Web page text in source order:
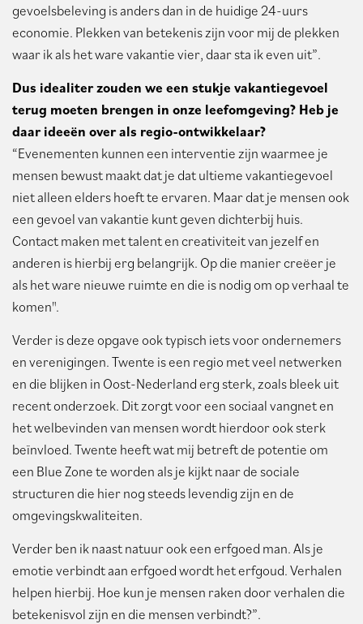
gevoelsbeleving is anders dan in de huidige 24-uurs
economie. Plekken van betekenis zijn voor mij de plekken
waar ik als het ware vakantie vier, daar sta ik even uit”.
Dus idealiter zouden we een stukje vakantiegevoel
terug moeten brengen in onze leefomgeving? Heb je
daar ideeën over als regio-ontwikkelaar?
“Evenementen kunnen een interventie zijn waarmee je
mensen bewust maakt dat je dat ultieme vakantiegevoel
niet alleen elders hoeft te ervaren. Maar dat je mensen ook
een gevoel van vakantie kunt geven dichterbij huis.
Contact maken met talent en creativiteit van jezelf en
anderen is hierbij erg belangrijk. Op die manier creëer je
als het ware nieuwe ruimte en die is nodig om op verhaal te
komen".
Verder is deze opgave ook typisch iets voor ondernemers
en verenigingen. Twente is een regio met veel netwerken
en die blijken in Oost-Nederland erg sterk, zoals bleek uit
recent onderzoek. Dit zorgt voor een sociaal vangnet en
het welbevinden van mensen wordt hierdoor ook sterk
beïnvloed. Twente heeft wat mij betreft de potentie om
een Blue Zone te worden als je kijkt naar de sociale
structuren die hier nog steeds levendig zijn en de
omgevingskwaliteiten.
Verder ben ik naast natuur ook een erfgoed man. Als je
emotie verbindt aan erfgoed wordt het erfgoud. Verhalen
helpen hierbij. Hoe kun je mensen raken door verhalen die
betekenisvol zijn en die mensen verbindt?”.